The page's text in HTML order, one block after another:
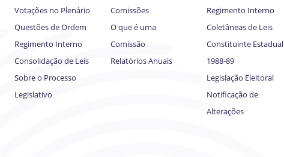
Votações no Plenário
Questões de Ordem
Regimento Interno
Consolidação de Leis
Sobre o Processo
Legislativo
Comissões
O que é uma
Comissão
Relatórios Anuais
Regimento Interno
Coletâneas de Leis
Constituinte Estadual
1988-89
Legislação Eleitoral
Notificação de
Alterações